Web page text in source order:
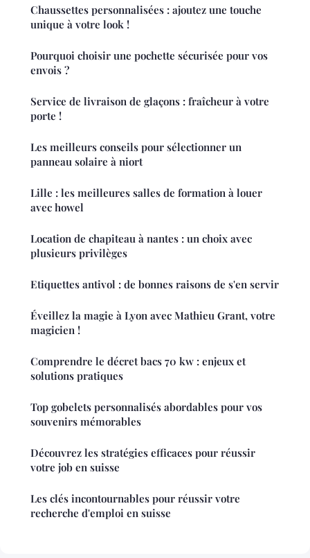
Chaussettes personnalisées : ajoutez une touche
unique à votre look !
Pourquoi choisir une pochette sécurisée pour vos
envois ?
Service de livraison de glaçons : fraîcheur à votre
porte !
Les meilleurs conseils pour sélectionner un
panneau solaire à niort
Lille : les meilleures salles de formation à louer
avec howel
Location de chapiteau à nantes : un choix avec
plusieurs privilèges
Etiquettes antivol : de bonnes raisons de s'en servir
Éveillez la magie à Lyon avec Mathieu Grant, votre
magicien !
Comprendre le décret bacs 70 kw : enjeux et
solutions pratiques
Top gobelets personnalisés abordables pour vos
souvenirs mémorables
Découvrez les stratégies efficaces pour réussir
votre job en suisse
Les clés incontournables pour réussir votre
recherche d'emploi en suisse